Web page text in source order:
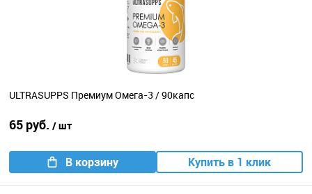
ULTRASUPPS Премиум Омега-3 / 90капс
65 руб. / шт
В корзину Купить в 1 клик